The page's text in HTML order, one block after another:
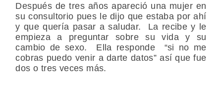
Después de tres años apareció una mujer en
su consultorio pues le dijo que estaba por ahí
y que quería pasar a saludar. La recibe y le
empieza a preguntar sobre su vida y su
cambio de sexo. Ella responde “si no me
cobras puedo venir a darte datos” así que fue
dos o tres veces más.